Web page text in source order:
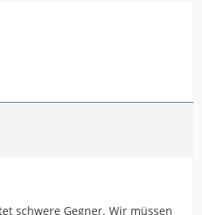
schwere Gegner. Wir müssen